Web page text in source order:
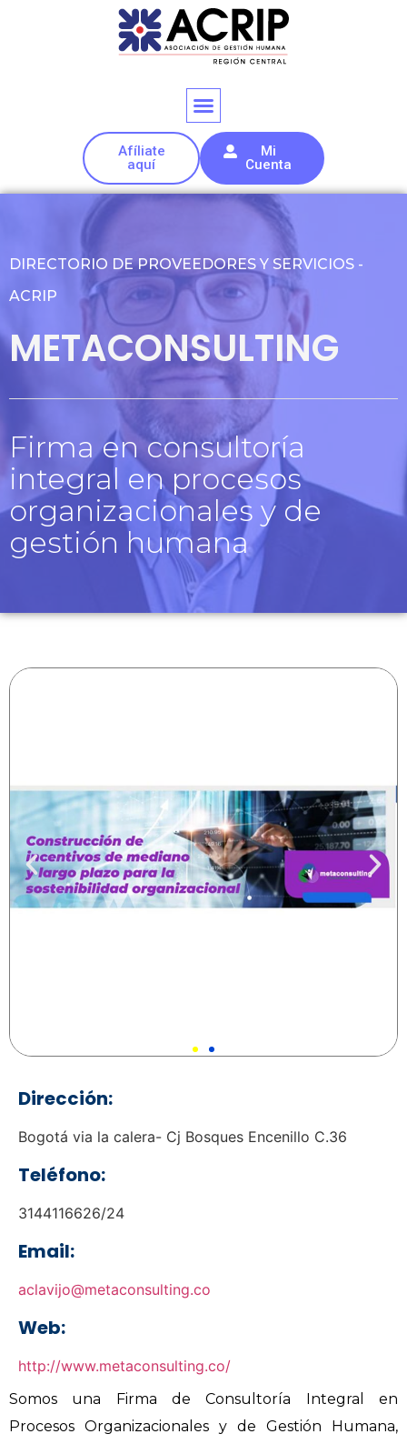
Afíliate
aquí
Mi
Cuenta
DIRECTORIO DE PROVEEDORES Y SERVICIOS -
ACRIP
METACONSULTING
Firma en consultoría
integral en procesos
organizacionales y de
gestión humana
Dirección:
Bogotá via la calera- Cj Bosques Encenillo C.36
Teléfono:
3144116626/24
Email:
aclavijo@metaconsulting.co
Web:
http://www.metaconsulting.co/
Somos una Firma de Consultoría Integral en
Procesos Organizacionales y de Gestión Humana,